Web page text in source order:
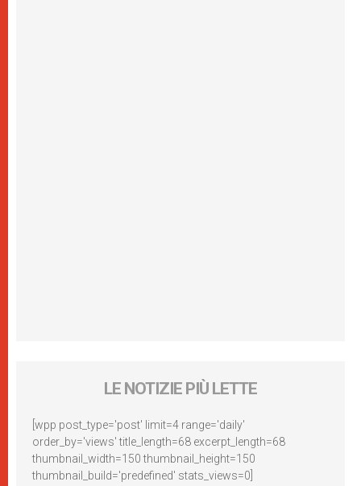
LE NOTIZIE PIÙ LETTE
[wpp post_type='post' limit=4 range='daily'
order_by='views' title_length=68 excerpt_length=68
thumbnail_width=150 thumbnail_height=150
thumbnail_build='predefined' stats_views=0]